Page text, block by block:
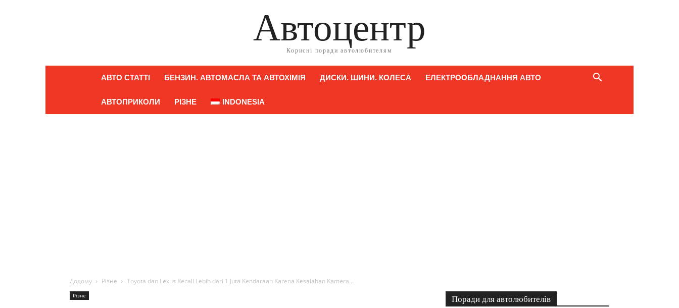
Автоцентр
Корисні поради автолюбителям
АВТО СТАТТІ БЕНЗИН. АВТОМАСЛА ТА АВТОХІМІЯ ДИСКИ. ШИНИ. КОЛЕСА ЕЛЕКТРООБЛАДНАННЯ АВТО
АВТОПРИКОЛИ РІЗНЕ INDONESIA
Додому Різне Toyota dan Lexus Recall Lebih dari 1 Juta Kendaraan Karena Kesalahan Kamera...
Різне Поради для автолюбителів